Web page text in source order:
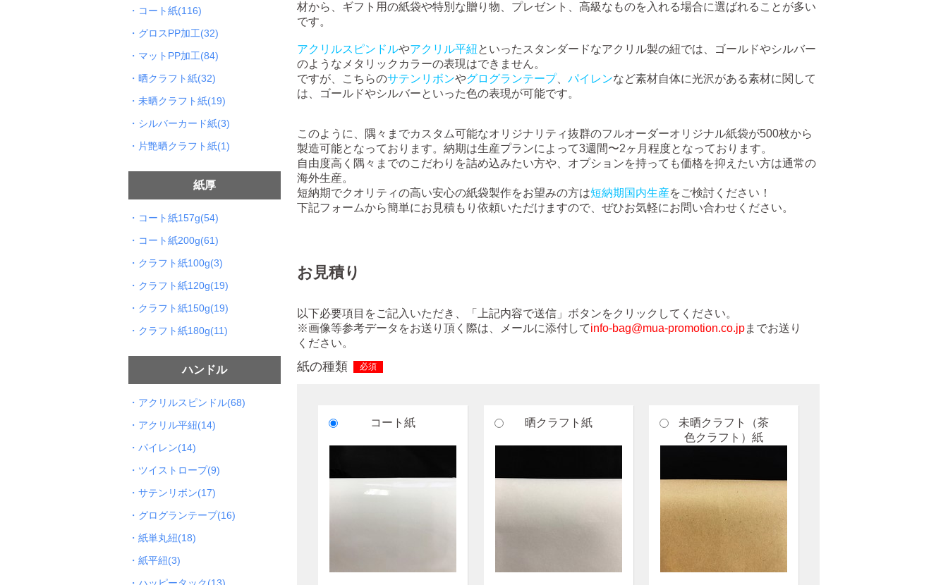
材から、ギフト用の紙袋や特別な贈り物、プレゼント、高級なものを入れる場合に選ばれることが多い
です。
アクリルスピンドルやアクリル平紐といったスタンダードなアクリル製の紐では、ゴールドやシルバー
のようなメタリックカラーの表現はできません。
ですが、こちらのサテンリボンやグログランテープ、パイレンなど素材自体に光沢がある素材に関して
は、ゴールドやシルバーといった色の表現が可能です。
このように、隅々までカスタム可能なオリジナリティ抜群のフルオーダーオリジナル紙袋が500枚から
製造可能となっております。納期は生産プランによって3週間〜2ヶ月程度となっております。
自由度高く隅々までのこだわりを詰め込みたい方や、オプションを持っても価格を抑えたい方は通常の
海外生産。
短納期でクオリティの高い安心の紙袋製作をお望みの方は短納期国内生産をご検討ください！
下記フォームから簡単にお見積もり依頼いただけますので、ぜひお気軽にお問い合わせください。
お見積り
以下必要項目をご記入いただき、「上記内容で送信」ボタンをクリックしてください。
※画像等参考データをお送り頂く際は、メールに添付してinfo-bag@mua-promotion.co.jpまでお送り
ください。
紙の種類 必須
コート紙 晒クラフト紙
未晒クラフト（茶
色クラフト）紙
・コート紙(116)
・グロスPP加工(32)
・マットPP加工(84)
・晒クラフト紙(32)
・未晒クラフト紙(19)
・シルバーカード紙(3)
・片艶晒クラフト紙(1)
紙厚
・コート紙157g(54)
・コート紙200g(61)
・クラフト紙100g(3)
・クラフト紙120g(19)
・クラフト紙150g(19)
・クラフト紙180g(11)
ハンドル
・アクリルスピンドル(68)
・アクリル平紐(14)
・パイレン(14)
・ツイストロープ(9)
・サテンリボン(17)
・グログランテープ(16)
・紙単丸紐(18)
・紙平紐(3)